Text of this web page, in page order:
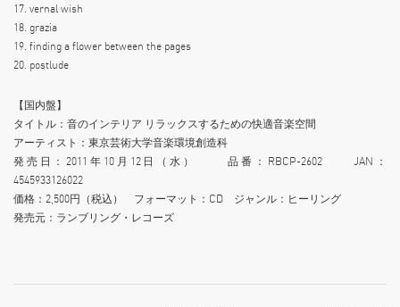
17. vernal wish
18. grazia
19. finding a flower between the pages
20. postlude
【国内盤】
タイトル：音のインテリア リラックスするための快適音楽空間
アーティスト：東京芸術大学音楽環境創造科
発売日：2011年10月12日（水） 品番：RBCP-2602 JAN：
4545933126022
価格：2,500円（税込） フォーマット：CD ジャンル：ヒーリング
発売元：ランブリング・レコーズ